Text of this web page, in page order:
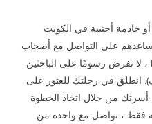
منزلية أو خادمة أجنبية في الكويت
على التواصل مع أصحاب
العمل المحتملين. في HelperPlace ، لا نفرض رسومًا على الباحثين
انطلق في رحلتك للعثور على
أسرتك من خلال اتخاذ الخطوة
فقط ، تواصل مع واحدة من